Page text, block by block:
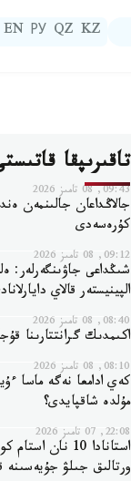
KZ
QZ
РУ
EN
تاقىرىپقا
09:43, 08 تامىز 2026
جالاڭداعان جالىنمەن
كۇرەسەدى
09:12, 08 تامىز 2026
شىڭداعى جاۋىنگەرلەر:
الپينيستەر قالاي
08:40, 08 تامىز 2026
اكىمدىك گرانتتارىنا
08:10, 08 تامىز 2026
كەي ادامعا نەگە ماسا
مۇلدە شاقپايدى؟
22:08, 07 تامىز 2026
استانادا 10 نان
ورتالىق جىلۋ جۇيەسىنە